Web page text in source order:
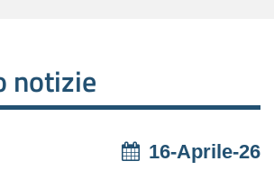
notizie
16-Aprile-26